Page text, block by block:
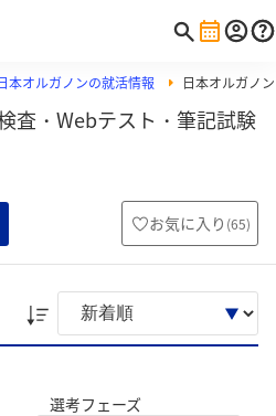
本オルガノンの就活情報 日本オルガノ
査・Webテスト・筆記試験
お気に入り (65)
選考フェーズ